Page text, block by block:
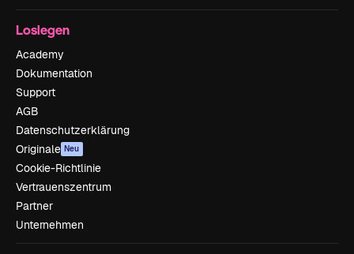
Loslegen
Academy
Dokumentation
Support
AGB
Datenschutzerklärung
Originale Neu
Cookie-Richtlinie
Vertrauenszentrum
Partner
Unternehmen